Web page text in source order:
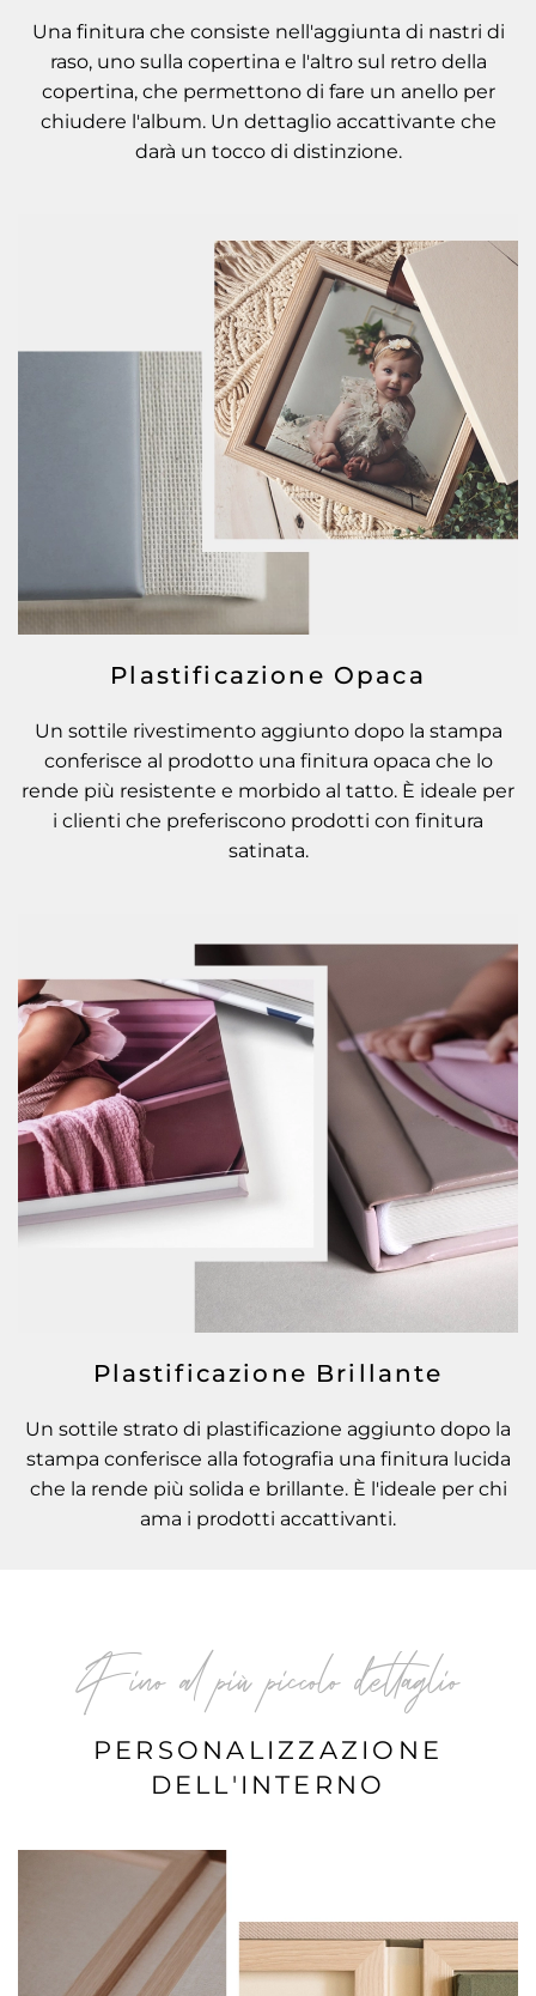
Una finitura che consiste nell'aggiunta di nastri di
raso, uno sulla copertina e l'altro sul retro della
copertina, che permettono di fare un anello per
chiudere l'album. Un dettaglio accattivante che
darà un tocco di distinzione.
Plastificazione Opaca
Un sottile rivestimento aggiunto dopo la stampa
conferisce al prodotto una finitura opaca che lo
rende più resistente e morbido al tatto. È ideale per
i clienti che preferiscono prodotti con finitura
satinata.
Plastificazione Brillante
Un sottile strato di plastificazione aggiunto dopo la
stampa conferisce alla fotografia una finitura lucida
che la rende più solida e brillante. È l'ideale per chi
ama i prodotti accattivanti.
Fino al più piccolo dettaglio
PERSONALIZZAZIONE
DELL'INTERNO